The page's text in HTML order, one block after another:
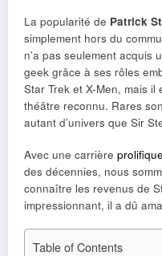
La popularité de Patrick
simplement hors du
n’a pas seulement acquis
geek grâce à ses rôles
Star Trek et X-Men, mais
théâtre reconnu. Rares
autant d’univers que Sir
Avec une carrière prolifique
des décennies, nous
connaître les revenus de
impressionnant, il a dû
Table of Contents